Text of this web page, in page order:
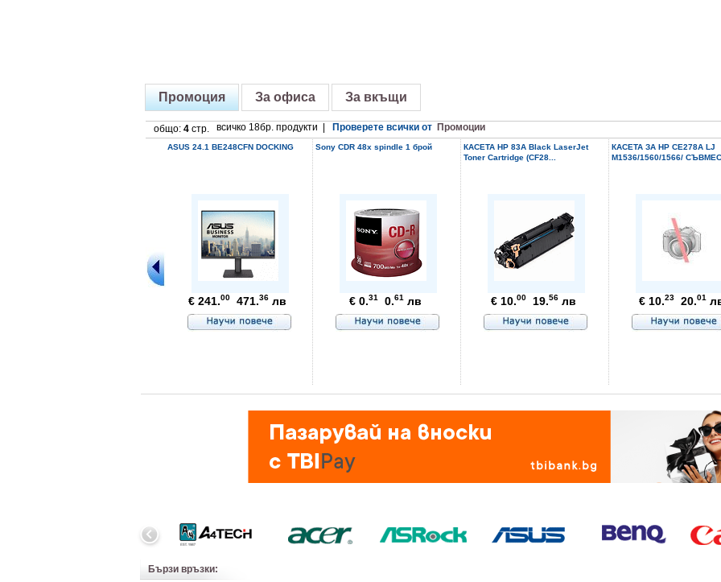
Промоция За офиса За вкъщи
общо: 4стр. всичко 18бр. продукти | Проверете всички от Промоции
ASUS 24.1 BE248CFN DOCKING
€ 241.00 471.36 лв
Sony CDR 48x spindle 1 брой
€ 0.31 0.61 лв
КАСЕТА HP 83A Black LaserJet
Toner Cartridge (CF28...
€ 10.00 19.56 лв
КАСЕТА ЗА HP CE278A LJ
M1536/1560/1566/
€ 10.23 20.01
Бързи връзки: